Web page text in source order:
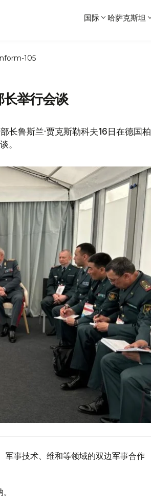
国际 哈萨克斯坦
105
举行会谈
长鲁斯兰·贾克斯勒科夫16日在德国柏
。
军事技术、维和等领域的双边军事合作